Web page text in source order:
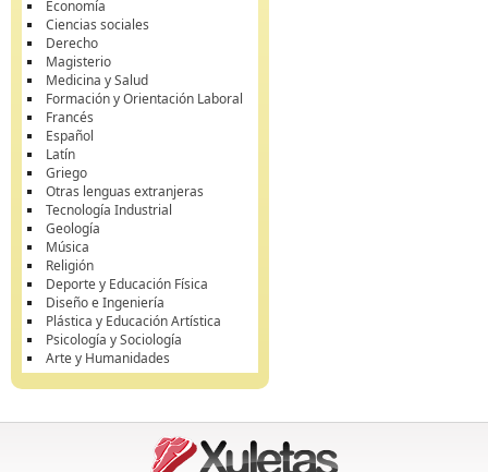
Economía
Ciencias sociales
Derecho
Magisterio
Medicina y Salud
Formación y Orientación Laboral
Francés
Español
Latín
Griego
Otras lenguas extranjeras
Tecnología Industrial
Geología
Música
Religión
Deporte y Educación Física
Diseño e Ingeniería
Plástica y Educación Artística
Psicología y Sociología
Arte y Humanidades